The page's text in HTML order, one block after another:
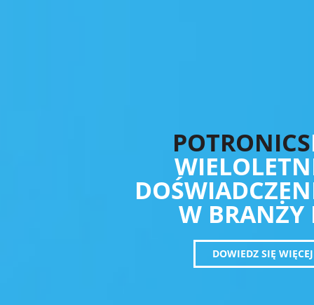
POTRONICS
W BRANŻY
DOWIEDZ SIĘ WIĘCEJ